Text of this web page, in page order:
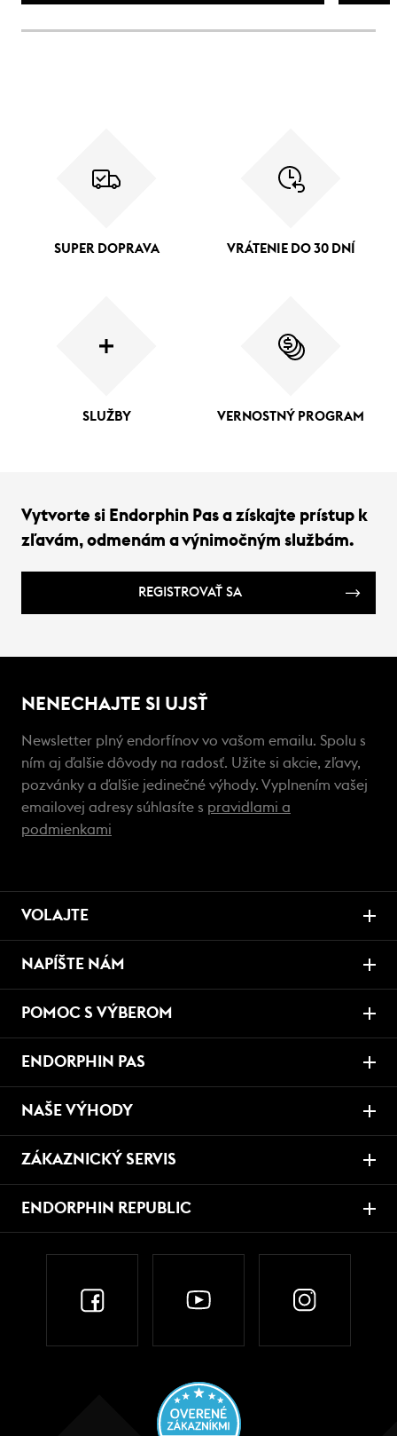
SUPER DOPRAVA VRÁTENIE DO 30 DNÍ
SLUŽBY VERNOSTNÝ PROGRAM
Vytvorte si Endorphin Pas a získajte prístup k
zľavám, odmenám a výnimočným službám.
REGISTROVAŤ SA
NENECHAJTE SI UJSŤ
Newsletter plný endorfínov vo vašom emailu. Spolu s
ním aj ďalšie dôvody na radosť. Užite si akcie, zľavy,
pozvánky a ďalšie jedinečné výhody. Vyplnením vašej
emailovej adresy súhlasíte s pravidlami a
podmienkami
VOLAJTE
NAPÍŠTE NÁM
POMOC S VÝBEROM
ENDORPHIN PAS
NAŠE VÝHODY
ZÁKAZNICKÝ SERVIS
ENDORPHIN REPUBLIC